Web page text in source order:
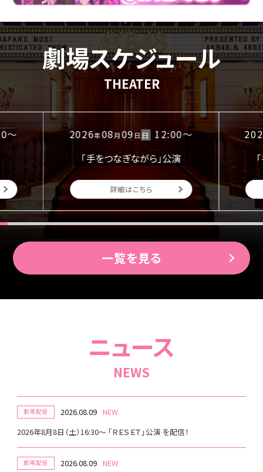
劇場スケジュール
THEATER
～ 2026年08月09日 日
12:00～
「手をつなぎながら」公演
詳細はこちら
一覧を見る
ニュース
NEWS
劇場配信
2026.08.09
2026年8月8日（土）16:30～ 「ＲＥＳＥＴ」公演 を配信！
劇場配信
2026.08.09